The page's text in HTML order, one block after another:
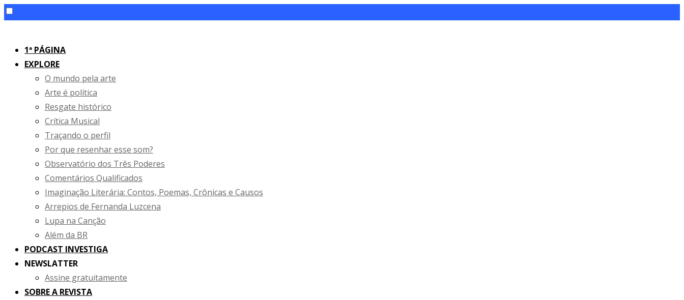
content1ª PÁGINA
EXPLORE
O mundo pela arte
Arte é política
Resgate histórico
Crítica Musical
Traçando o perfil
Por que resenhar esse som?
Observatório dos Três Poderes
Comentários Qualificados
Imaginação Literária: Contos, Poemas, Crônicas e Causos
Arrepios de Fernanda Luzcena
Lupa na Canção
Além da BR
PODCAST INVESTIGA
NEWSLATTER
Assine gratuitamente
SOBRE A REVISTA